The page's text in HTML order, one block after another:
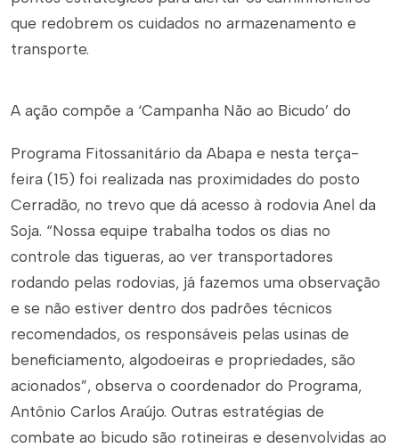
que redobrem os cuidados no armazenamento e
transporte.
A ação compõe a ‘Campanha Não ao Bicudo’ do
Programa Fitossanitário da Abapa e nesta terça-
feira (15) foi realizada nas proximidades do posto
Cerradão, no trevo que dá acesso à rodovia Anel da
Soja. “Nossa equipe trabalha todos os dias no
controle das tigueras, ao ver transportadores
rodando pelas rodovias, já fazemos uma observação
e se não estiver dentro dos padrões técnicos
recomendados, os responsáveis pelas usinas de
beneficiamento, algodoeiras e propriedades, são
acionados”, observa o coordenador do Programa,
Antônio Carlos Araújo. Outras estratégias de
combate ao bicudo são rotineiras e desenvolvidas ao